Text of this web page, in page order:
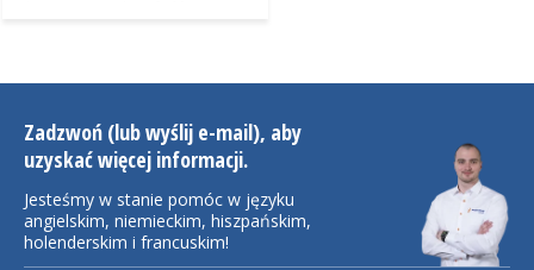
Zadzwoń (lub wyślij e-mail), aby
uzyskać więcej informacji.
Jesteśmy w stanie pomóc w języku
angielskim, niemieckim, hiszpańskim,
holenderskim i francuskim!